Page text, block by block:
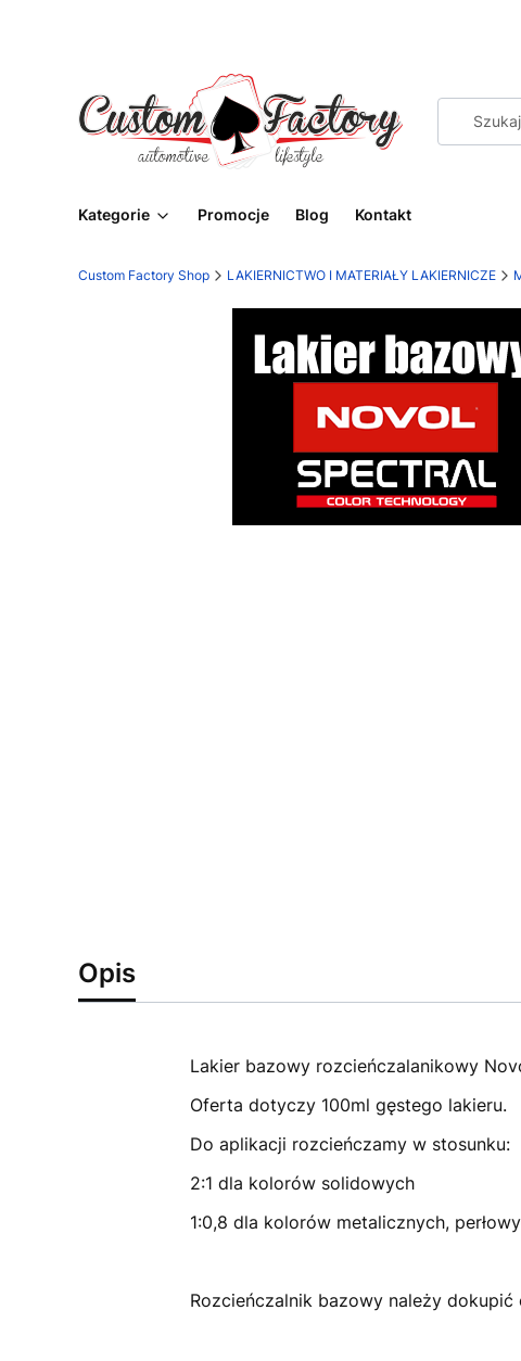
Kategorie Promocje Blog Kontakt
Custom Factory Shop LAKIERNICTWO I MATERIAŁY LAKIERNICZE
Opis
Lakier bazowy rozcieńczalanikowy
Oferta dotyczy 100ml gęstego lakieru.
Do aplikacji rozcieńczamy w stosunku:
2:1 dla kolorów solidowych
1:0,8 dla kolorów metalicznych,
Rozcieńczalnik bazowy należy dokupić